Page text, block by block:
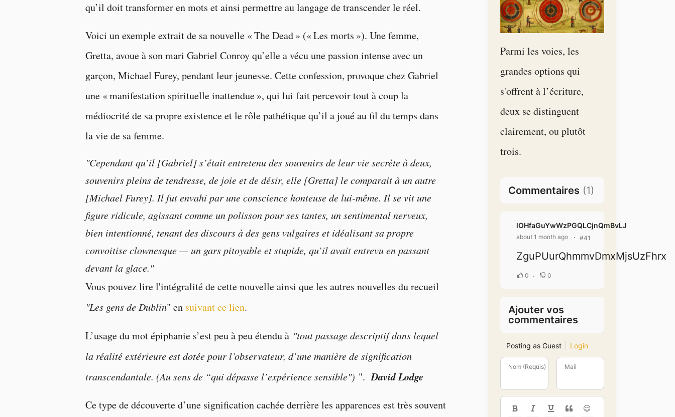
qu’il doit transformer en mots et ainsi permettre au langage de transcender le réel.
Voici un exemple extrait de sa nouvelle « The Dead » (« Les morts »). Une femme,
Gretta, avoue à son mari Gabriel Conroy qu’elle a vécu une passion intense avec un
garçon, Michael Furey, pendant leur jeunesse. Cette confession, provoque chez Gabriel
une « manifestation spirituelle inattendue », qui lui fait percevoir tout à coup la
médiocrité de sa propre existence et le rôle pathétique qu’il a joué au fil du temps dans
la vie de sa femme.
"Cependant qu’il [Gabriel] s’était entretenu des souvenirs de leur vie secrète à deux,
souvenirs pleins de tendresse, de joie et de désir, elle [Gretta] le comparait à un autre
[Michael Furey]. Il fut envahi par une conscience honteuse de lui-même. Il se vit une
figure ridicule, agissant comme un polisson pour ses tantes, un sentimental nerveux,
bien intentionné, tenant des discours à des gens vulgaires et idéalisant sa propre
convoitise clownesque — un gars pitoyable et stupide, qu’il avait entrevu en passant
devant la glace."
Vous pouvez lire l'intégralité de cette nouvelle ainsi que les autres nouvelles du recueil
"Les gens de Dublin" ensuivant ce lien.
L’usage du mot épiphanie s’est peu à peu étendu à"tout passage descriptif dans lequel
la réalité extérieure est dotée pour l’observateur, d’une manière de signification
transcendantale. (Au sens de “qui dépasse l’expérience sensible") ".David Lodge
Ce type de découverte d’une signification cachée derrière les apparences est très souvent
Parmi les voies, les
grandes options qui
s'offrent à l’écriture,
deux se distinguent
clairement, ou plutôt
trois.
Commentaires (1)
lOHfaGuYwWzPGQLCjnQmBvLJ
about 1 month ago #41
ZguPUurQhmmvDmxMjsUzFhrx
0 0
Ajouter vos
commentaires
Posting as Guest Login
Nom (Requis) Mail